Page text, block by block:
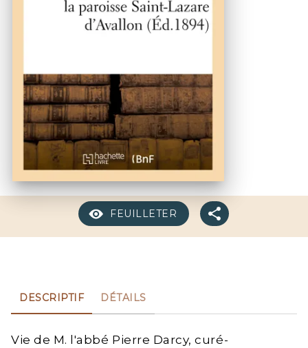
FEUILLETER
DESCRIPTIF DÉTAILS
Vie de M. l'abbé Pierre Darcy, curé-